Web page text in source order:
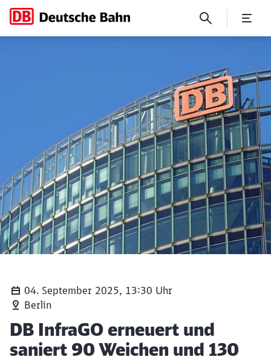
04. September 2025, 13:30 Uhr
Berlin
Artikel:
DB InfraGO erneuert und
saniert 90 Weichen und 130